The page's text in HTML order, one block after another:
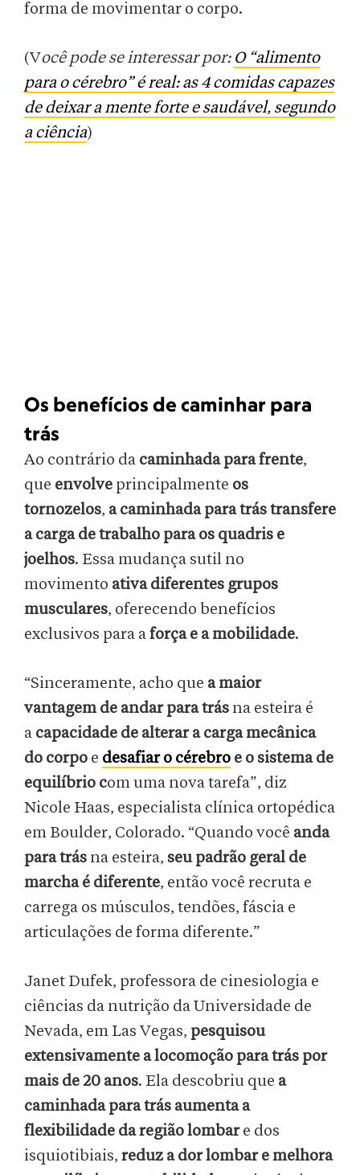
forma de movimentar o corpo.
(Você pode se interessar por: O “alimento
para o cérebro” é real: as 4 comidas capazes
de deixar a mente forte e saudável, segundo
a ciência)
Os benefícios de caminhar para
trás
Ao contrário da caminhada para frente,
que envolve principalmente os
tornozelos, a caminhada para trás transfere
a carga de trabalho para os quadris e
joelhos. Essa mudança sutil no
movimento ativa diferentes grupos
musculares, oferecendo benefícios
exclusivos para aforça e a mobilidade.
“Sinceramente, acho que a maior
vantagem de andar para trás na esteira é
a capacidade de alterar a carga mecânica
do corpo e desafiar o cérebro e o sistema de
equilíbrio com uma nova tarefa”, diz
Nicole Haas, especialista clínica ortopédica
em Boulder, Colorado. “Quando você anda
para trás na esteira, seu padrão geral de
marcha é diferente, então você recruta e
carrega os músculos, tendões, fáscia e
articulações de forma diferente.”
Janet Dufek, professora de cinesiologia e
ciências da nutrição da Universidade de
Nevada, em Las Vegas, pesquisou
extensivamente a locomoção para trás por
mais de 20 anos. Ela descobriu que a
caminhada para trás aumenta a
flexibilidade da região lombare dos
isquiotibiais, reduz a dor lombar e melhora